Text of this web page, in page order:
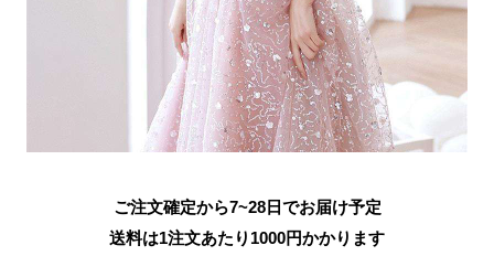
ご注文確定から7~28日でお届け予定
送料は1注文あたり 1000円かかります